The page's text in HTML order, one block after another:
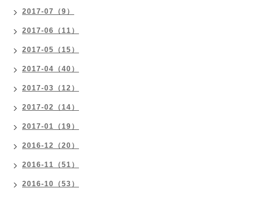
2017-07（9）
2017-06（11）
2017-05（15）
2017-04（40）
2017-03（12）
2017-02（14）
2017-01（19）
2016-12（20）
2016-11（51）
2016-10（53）